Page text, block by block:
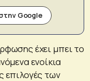
Google
έχει μπει το
ενοίκια
επιλογές των